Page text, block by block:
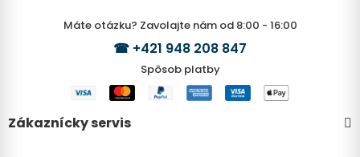
Máte otázku? Zavolajte nám od 8:00 - 16:00
☎ +421 948 208 847
Spôsob platby
Zákaznícky servis